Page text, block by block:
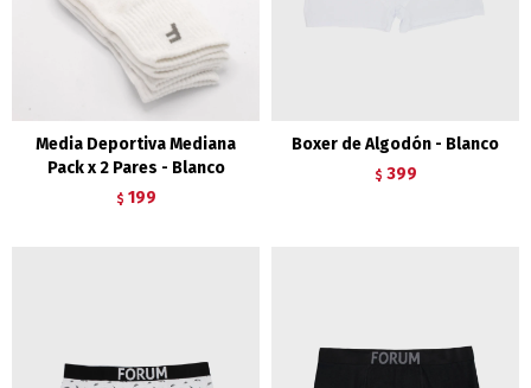
Media Deportiva Mediana
Pack x 2 Pares - Blanco
$ 199
Boxer de Algodón - Blanco
$ 399